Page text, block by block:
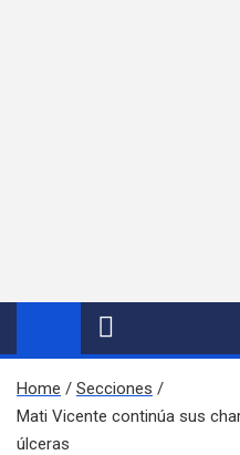
Home
Secciones
Mati Vicente continúa sus
úlceras